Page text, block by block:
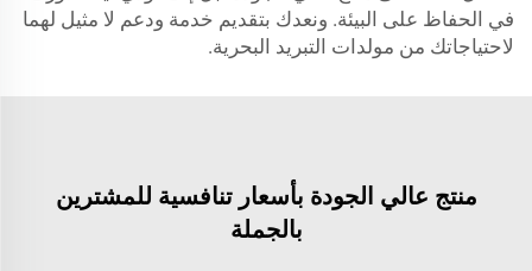
في الحفاظ على البيئة. ونعدك بتقديم خدمة ودعم لا مثيل لهما
لاحتياجاتك من مولدات التبريد البحرية.
منتج عالي الجودة بأسعار تنافسية للمشترين
بالجملة